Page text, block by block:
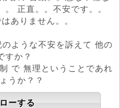
正直。。不安です。。
ありません。。
ような不安を訴えて 他の
すか？
で 無理ということであれ
うか？？
ーする